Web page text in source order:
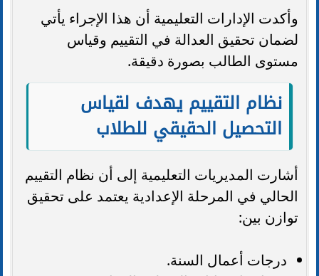
وأكدت الإدارات التعليمية أن هذا الإجراء يأتي
لضمان تحقيق العدالة في التقييم وقياس
مستوى الطالب بصورة دقيقة.
نظام التقييم يهدف لقياس
التحصيل الحقيقي للطلاب
أشارت المديريات التعليمية إلى أن نظام التقييم
الحالي في المرحلة الإعدادية يعتمد على تحقيق
توازن بين:
درجات أعمال السنة.